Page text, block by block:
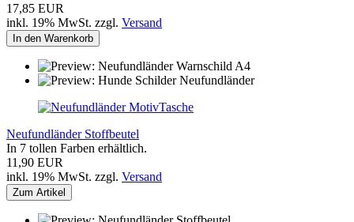
17,85 EUR
inkl. 19% MwSt. zzgl. Versand
In den Warenkorb
Neufundländer Stoffbeutel
In 7 tollen Farben erhältlich.
11,90 EUR
inkl. 19% MwSt. zzgl. Versand
Zum Artikel